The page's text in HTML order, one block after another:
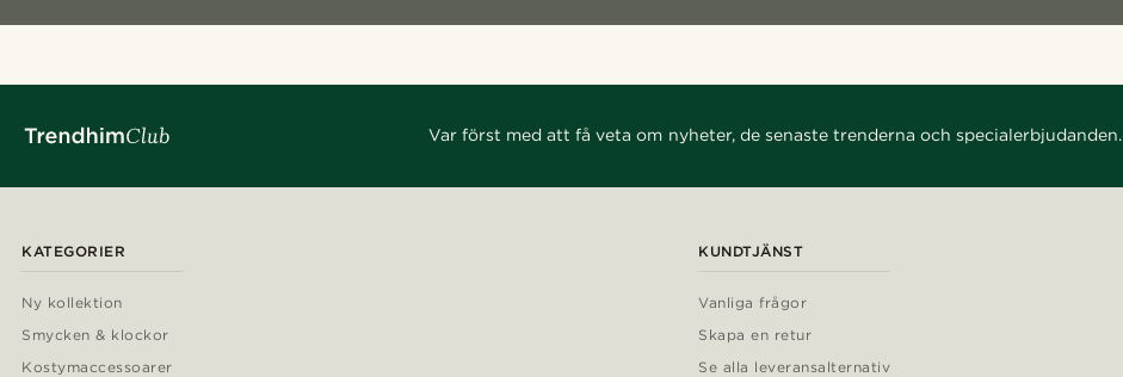
Var först med att få veta om nyheter, de senaste trenderna och specialerbjudanden.
KATEGORIER
Ny kollektion
Smycken & klockor
Kostymaccessoarer
KUNDTJÄNST
Vanliga frågor
Skapa en retur
Se alla leveransalternativ